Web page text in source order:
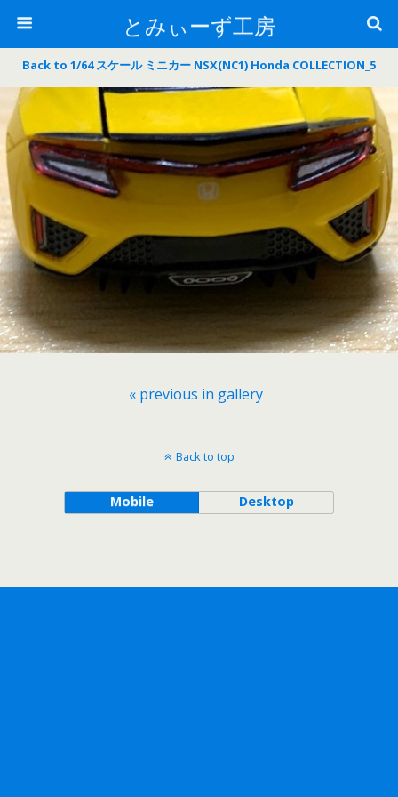
とみぃーず工房
Back to 1/64 スケール ミニカー NSX(NC1) Honda COLLECTION_5
« previous in gallery
Back to top
Mobile Desktop